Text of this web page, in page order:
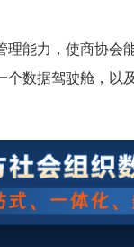
力，使商协会
数据驾驶舱，